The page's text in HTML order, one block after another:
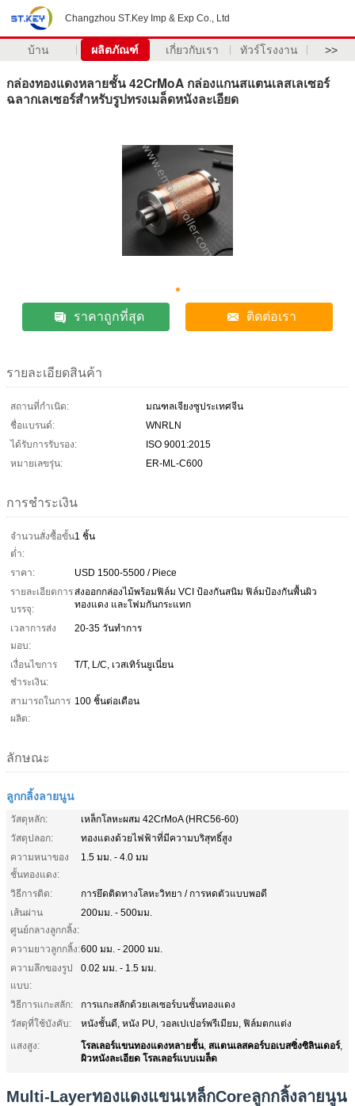
Changzhou ST.Key Imp & Exp Co., Ltd
บ้าน ผลิตภัณฑ์ เกี่ยวกับเรา ทัวร์โรงงาน >>
กล่องทองแดงหลายชั้น 42CrMoA กล่องแกนสแตนเลสเลเซอร์
ฉลากเลเซอร์สําหรับรูปทรงเมล็ดหนังละเอียด
ราคาถูกที่สุด ติดต่อเรา
รายละเอียดสินค้า
สถานที่กำเนิด:
มณฑลเจียงซูประเทศจีน
ชื่อแบรนด์:
WNRLN
ได้รับการรับรอง:
ISO 9001:2015
หมายเลขรุ่น:
ER-ML-C600
การชำระเงิน
จำนวนสั่งซื้อขั้น
ต่ำ:
1 ชิ้น
ราคา:
USD 1500-5500 / Piece
รายละเอียดการ
บรรจุ:
ส่งออกกล่องไม้พร้อมฟิล์ม VCI ป้องกันสนิม ฟิล์มป้องกันพื้นผิว
ทองแดง และโฟมกันกระแทก
เวลาการส่ง
มอบ:
20-35 วันทำการ
เงื่อนไขการ
ชำระเงิน:
T/T, L/C, เวสเทิร์นยูเนี่ยน
สามารถในการ
ผลิต:
100 ชิ้นต่อเดือน
ลักษณะ
ลูกกลิ้งลายนูน
วัสดุหลัก:
เหล็กโลหะผสม 42CrMoA (HRC56-60)
วัสดุปลอก:
ทองแดงด้วยไฟฟ้าที่มีความบริสุทธิ์สูง
ความหนาของ
ชั้นทองแดง:
1.5 มม. - 4.0 มม
วิธีการติด:
การยึดติดทางโลหะวิทยา / การหดตัวแบบพอดี
เส้นผ่าน
ศูนย์กลางลูกกลิ้ง:
200มม. - 500มม.
ความยาวลูกกลิ้ง:600 มม. - 2000 มม.
ความลึกของรูป
แบบ:
0.02 มม. - 1.5 มม.
วิธีการแกะสลัก:
การแกะสลักด้วยเลเซอร์บนชั้นทองแดง
วัสดุที่ใช้บังคับ:
หนังชั้นดี, หนัง PU, วอลเปเปอร์พรีเมียม, ฟิล์มตกแต่ง
แสงสูง:
โรลเลอร์แขนทองแดงหลายชั้น, สแตนเลสคอร์บอเบสซิ่งซิลินเดอร์,
ผิวหนังละเอียด โรลเลอร์แบบเมล็ด
Multi-Layerทองแดงแขนเหล็กCoreลูกกลิ้งลายนูน